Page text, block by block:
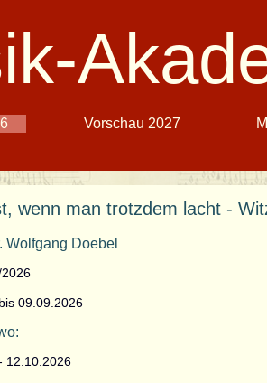
Vorschau 2027
wenn man trotzdem lacht -
Wolfgang Doebel
2026
09.09.2026
12.10.2026